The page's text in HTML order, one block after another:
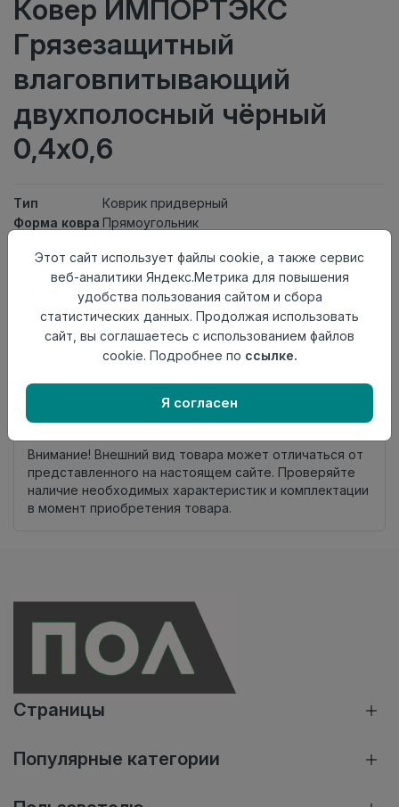
Ковер ИМПОРТЭКС
Грязезащитный
влаговпитывающий
двухполосный чёрный
0,4х0,6
Тип
Коврик придверный
Форма ковра Прямоугольник
Состав
ворса
Нет ворса
Тип ворса
Нет ворса
Класс
21кл
Длина
0,6
0,4
Внимание! Внешний вид товара может отличаться от
представленного на настоящем сайте. Проверяйте
наличие необходимых характеристик и комплектации
в момент приобретения товара.
Страницы
Популярные категории
Этот сайт использует файлы cookie, а также сервис
веб-аналитики Яндекс.Метрика для повышения
удобства пользования сайтом и сбора
статистических данных. Продолжая использовать
сайт, вы соглашаетесь с использованием файлов
cookie. Подробнее по ссылке.
Я согласен